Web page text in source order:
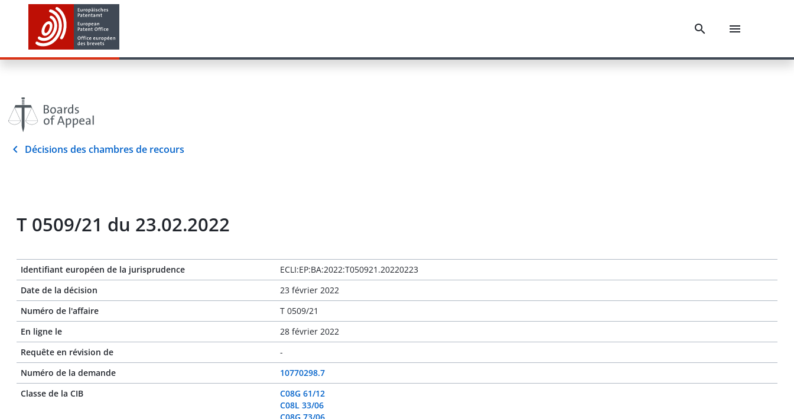
Décisions des chambres de recours
T 0509/21 du 23.02.2022
Identifiant européen de la jurisprudence
ECLI:EP:BA:2022:T050921.20220223
Date de la décision
23 février 2022
Numéro de l'affaire
T 0509/21
En ligne le
28 février 2022
Requête en révision de
-
Numéro de la demande
10770298.7
Classe de la CIB
C08G 61/12
C08L 33/06